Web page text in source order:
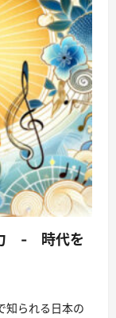
力 - 時代を
知られる日本の